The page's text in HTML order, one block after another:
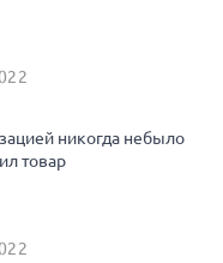
никогда небыло
товар